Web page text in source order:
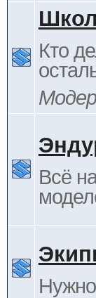
Кто
Всё